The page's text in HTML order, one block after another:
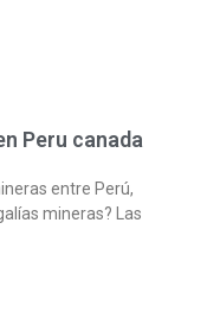
Peru canada
entre Perú,
mineras? Las